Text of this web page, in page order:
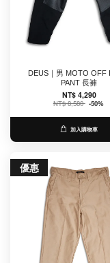
DEUS｜男 MOTO OFF
PANT 長褲
NT$ 4,290
NT$ 8,580 -50%
加入購物車
優惠